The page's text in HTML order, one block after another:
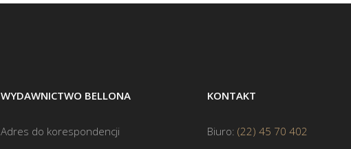
WYDAWNICTWO BELLONA
Adres do korespondencji
KONTAKT
Biuro: (22) 45 70 402